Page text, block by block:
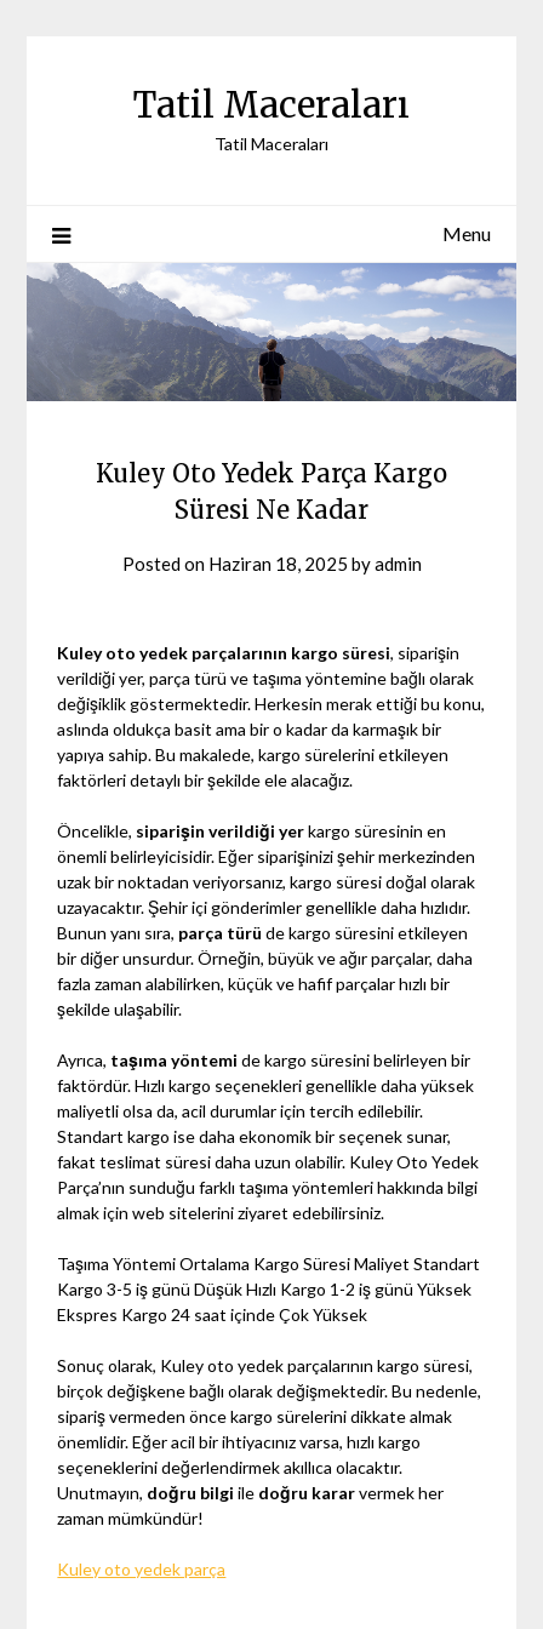
Tatil Maceraları
Tatil Maceraları
Menu
Kuley Oto Yedek Parça Kargo
Süresi Ne Kadar
Posted on Haziran 18, 2025 byadmin
Kuley oto yedek parçalarının kargo süresi, siparişin
verildiği yer, parça türü ve taşıma yöntemine bağlı olarak
değişiklik göstermektedir. Herkesin merak ettiği bu konu,
aslında oldukça basit ama bir o kadar da karmaşık bir
yapıya sahip. Bu makalede, kargo sürelerini etkileyen
faktörleri detaylı bir şekilde ele alacağız.
Öncelikle, siparişin verildiği yerkargo süresinin en
önemli belirleyicisidir. Eğer siparişinizi şehir merkezinden
uzak bir noktadan veriyorsanız, kargo süresi doğal olarak
uzayacaktır. Şehir içi gönderimler genellikle daha hızlıdır.
Bunun yanı sıra, parça türü de kargo süresini etkileyen
bir diğer unsurdur. Örneğin, büyük ve ağır parçalar, daha
fazla zaman alabilirken, küçük ve hafif parçalar hızlı bir
şekilde ulaşabilir.
Ayrıca, taşıma yöntemi de kargo süresini belirleyen bir
faktördür. Hızlı kargo seçenekleri genellikle daha yüksek
maliyetli olsa da, acil durumlar için tercih edilebilir.
Standart kargo ise daha ekonomik bir seçenek sunar,
fakat teslimat süresi daha uzun olabilir. Kuley Oto Yedek
Parça’nın sunduğu farklı taşıma yöntemleri hakkında bilgi
almak için web sitelerini ziyaret edebilirsiniz.
Taşıma Yöntemi Ortalama Kargo Süresi Maliyet Standart
Kargo 3-5 iş günü Düşük Hızlı Kargo 1-2 iş günü Yüksek
Ekspres Kargo 24 saat içinde Çok Yüksek
Sonuç olarak, Kuley oto yedek parçalarının kargo süresi,
birçok değişkene bağlı olarak değişmektedir. Bu nedenle,
sipariş vermeden önce kargo sürelerini dikkate almak
önemlidir. Eğer acil bir ihtiyacınız varsa, hızlı kargo
seçeneklerini değerlendirmek akıllıca olacaktır.
Unutmayın, doğru bilgi ile doğru kararvermek her
zaman mümkündür!
Kuley oto yedek parça